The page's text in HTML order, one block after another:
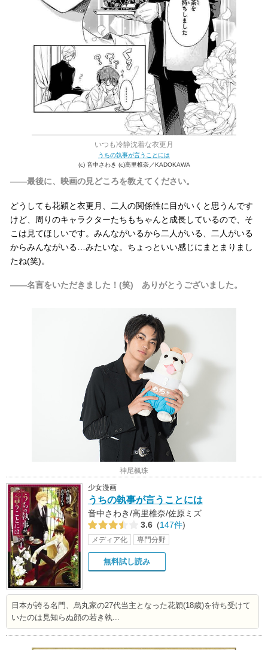
いつも冷静沈着な衣更月
うちの執事が言うことには
(c) 音中さわき (c)高里椎奈／KADOKAWA
――最後に、映画の見どころを教えてください。
どうしても花穎と衣更月、二人の関係性に目がいくと思うんです
けど、周りのキャラクターたちもちゃんと成長しているので、そ
こは見てほしいです。みんながいるから二人がいる、二人がいる
からみんながいる…みたいな。ちょっといい感じにまとまりまし
たね(笑)。
――名言をいただきました！(笑) ありがとうございました。
神尾楓珠
少女漫画
うちの執事が言うことには
音中さわき/高里椎奈/佐原ミズ
3.6 (147件)
メディア化 専門分野
無料試し読み
日本が誇る名門、烏丸家の27代当主となった花穎(18歳)を待ち受けて
いたのは見知らぬ顔の若き執...